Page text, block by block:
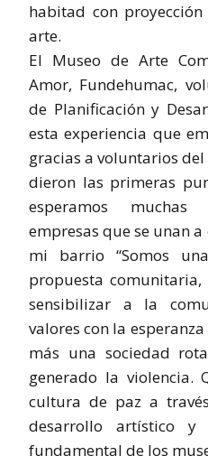
habitad con
arte.
El Museo de Arte
Amor, Fundehumac,
de Planificación y
esta experiencia que
gracias a voluntarios
dieron las primeras
esperamos muchas
empresas que se unan a
mi barrio “Somos
propuesta
sensibilizar a la
valores con la
más una sociedad
generado la violencia.
cultura de paz a
desarrollo artístico y
fundamental de los